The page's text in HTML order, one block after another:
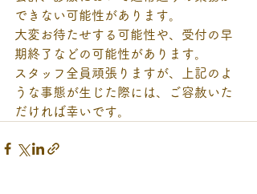
できない可能性があります。
大変お待たせする可能性や、受付の早
期終了などの可能性があります。
スタッフ全員頑張りますが、上記のよ
うな事態が生じた際には、ご容赦いた
だければ幸いです。